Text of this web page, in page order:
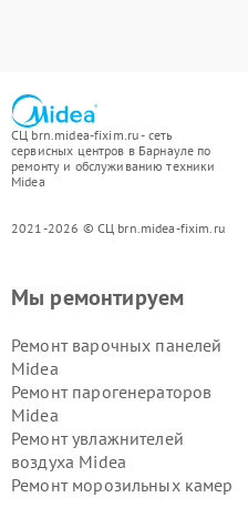
СЦ brn.midea-fixim.ru - сеть
сервисных центров в Барнауле по
ремонту и обслуживанию техники
Midea
2021-2026 © СЦ brn.midea-fixim.ru
Мы ремонтируем
Ремонт варочных панелей
Midea
Ремонт парогенераторов
Midea
Ремонт увлажнителей
воздуха Midea
Ремонт морозильных камер